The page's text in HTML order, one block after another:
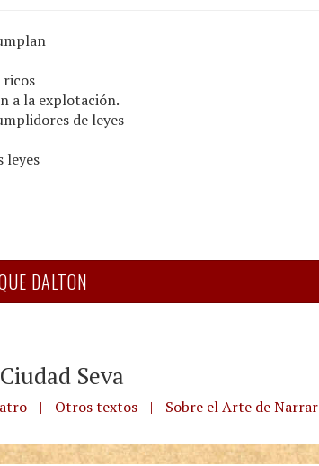
ricos
a la explotación.
de leyes
leyes
DALTON
Seva
| Otros textos | Sobre el Arte de Narrar